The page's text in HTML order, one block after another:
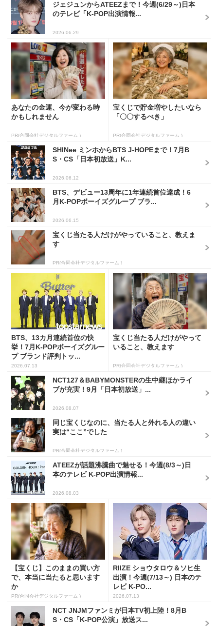
ジェジュンからATEEZまで！今週(6/29～)日本
のテレビ「K-POP出演情報...
2026.06.29
あなたの金運、今が変わる時
かもしれません
PR(合同会社デジタルファーム )
宝くじで貯金増やしたいなら
「〇〇するべき」
PR(合同会社デジタルファーム )
SHINee ミンホからBTS J-HOPEまで！7月B
S・CS「日本初放送」K...
2026.06.12
BTS、デビュー13周年に1年連続首位達成！6
月K-POPボーイズグループ ブラ...
2026.06.15
宝くじ当たる人だけがやっていること、教えま
す
PR(合同会社デジタルファーム )
BTS、13カ月連続首位の快
挙！7月K-POPボーイズグルー
プ ブランド評判トッ...
2026.07.13
宝くじ当たる人だけがやって
いること、教えます
PR(合同会社デジタルファーム )
NCT127＆BABYMONSTERの生中継ほかライ
ブが充実！9月「日本初放送」...
2026.08.07
同じ宝くじなのに、当たる人と外れる人の違い
実は“ここ”でした
PR(合同会社デジタルファーム )
ATEEZが話題沸騰曲で魅せる！今週(8/3～)日
本のテレビ K-POP出演情報...
2026.08.03
【宝くじ】このままの買い方
で、本当に当たると思います
か
PR(合同会社デジタルファーム )
RIIZE ショウタロウ＆ソヒ生
出演！今週(7/13～) 日本のテ
レビ K-PO...
2026.07.13
NCT JNJMファンミが日本TV初上陸！8月B
S・CS「K-POP公演」放送ス...